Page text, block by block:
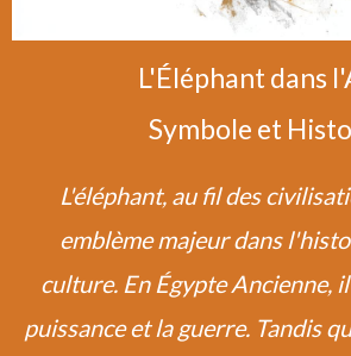
L'Éléphant dans
Symbole et
L'éléphant, au fil des
emblème majeur dans
culture. En Égypte Ancienne,
puissance et la guerre. Tandis